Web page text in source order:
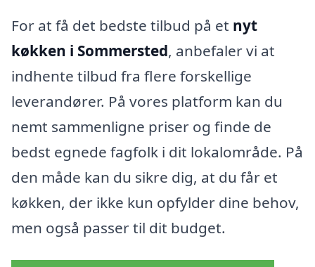
For at få det bedste tilbud på et nyt
køkken i Sommersted, anbefaler vi at
indhente tilbud fra flere forskellige
leverandører. På vores platform kan du
nemt sammenligne priser og finde de
bedst egnede fagfolk i dit lokalområde. På
den måde kan du sikre dig, at du får et
køkken, der ikke kun opfylder dine behov,
men også passer til dit budget.